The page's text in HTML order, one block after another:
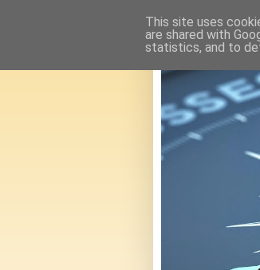
This site uses
are shared with
statistics, and to